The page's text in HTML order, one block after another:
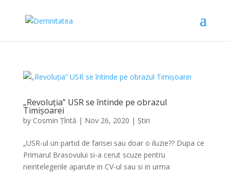
„Revoluția” USR se întinde pe obrazul
Timișoarei
by Cosmin Țîntă | Nov 26, 2020 | Știri
„USR-ul un partid de farisei sau doar o iluzie?? Dupa ce
Primarul Brasovului si-a cerut scuze pentru
neintelegerile aparute in CV-ul sau si in urma